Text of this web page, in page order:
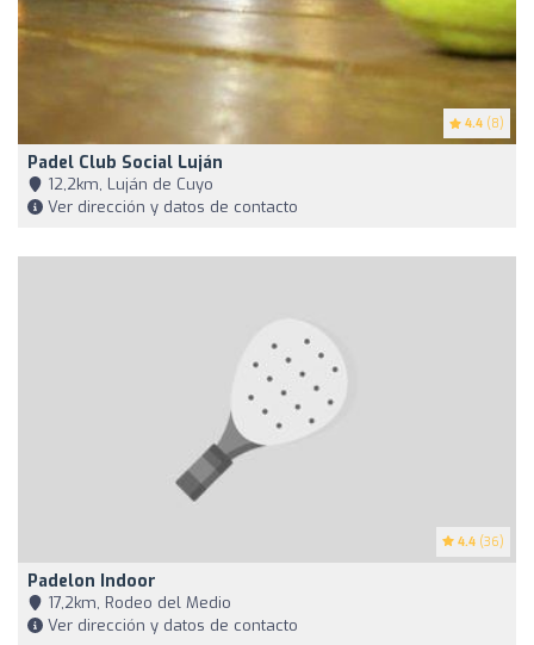
4.4 (8)
Padel Club Social Luján
12,2km, Luján de Cuyo
Ver dirección y datos de contacto
4.4 (36)
Padelon Indoor
17,2km, Rodeo del Medio
Ver dirección y datos de contacto